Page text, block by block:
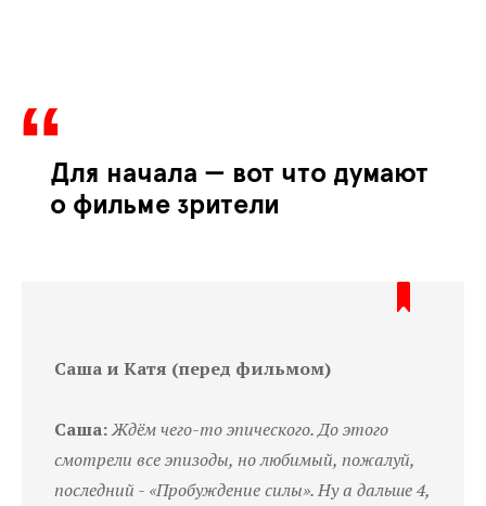
Для начала — вот что думают
о фильме зрители
Саша и Катя (перед фильмом)
Саша:Ждём чего-то эпического. До этого
смотрели все эпизоды, но любимый, пожалуй,
последний - «Пробуждение силы». Ну а дальше 4,